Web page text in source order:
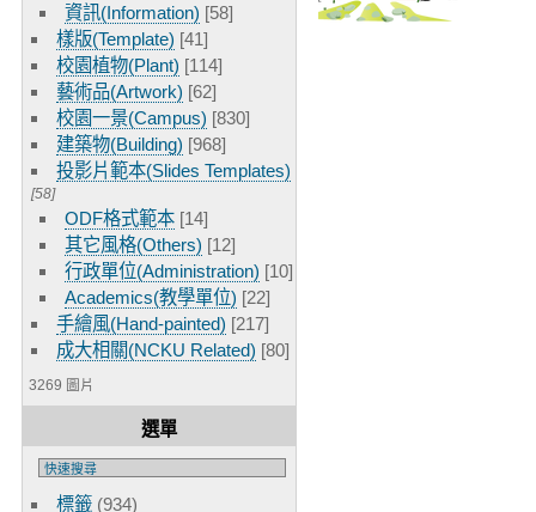
資訊(Information) [58]
樣版(Template) [41]
校園植物(Plant) [114]
藝術品(Artwork) [62]
校園一景(Campus) [830]
建築物(Building) [968]
投影片範本(Slides Templates)
[58]
ODF格式範本 [14]
其它風格(Others) [12]
行政單位(Administration) [10]
Academics(教學單位) [22]
手繪風(Hand-painted) [217]
成大相關(NCKU Related) [80]
3269 圖片
選單
標籤 (934)